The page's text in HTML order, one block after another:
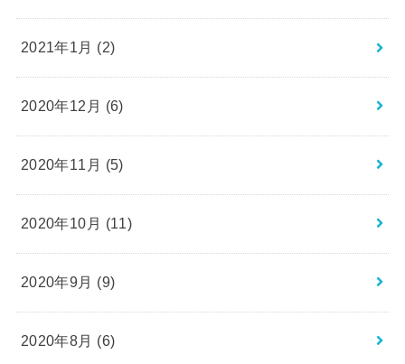
2021年1月 (2)
2020年12月 (6)
2020年11月 (5)
2020年10月 (11)
2020年9月 (9)
2020年8月 (6)